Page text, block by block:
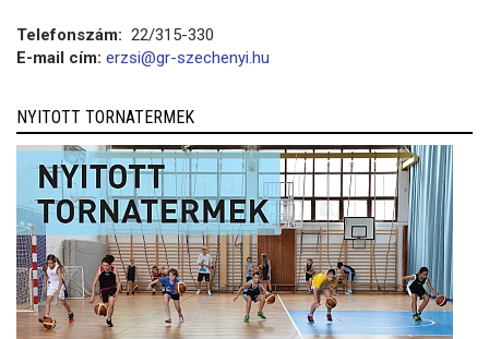
Telefonszám: 22/315-330
E-mail cím: erzsi@gr-szechenyi.hu
NYITOTT TORNATERMEK